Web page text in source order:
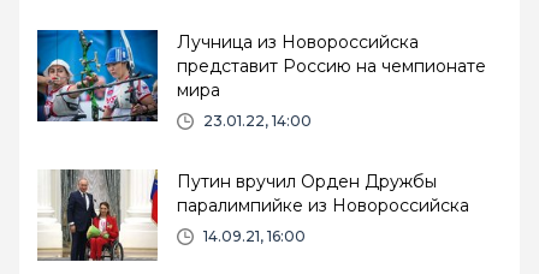
Лучница из Новороссийска
представит Россию на чемпионате
мира
23.01.22, 14:00
Путин вручил Орден Дружбы
паралимпийке из Новороссийска
14.09.21, 16:00